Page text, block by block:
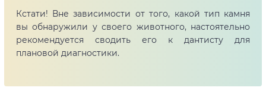
Кстати! Вне зависимости от того, какой тип камня
вы обнаружили у своего животного, настоятельно
рекомендуется сводить его к дантисту для
плановой диагностики.